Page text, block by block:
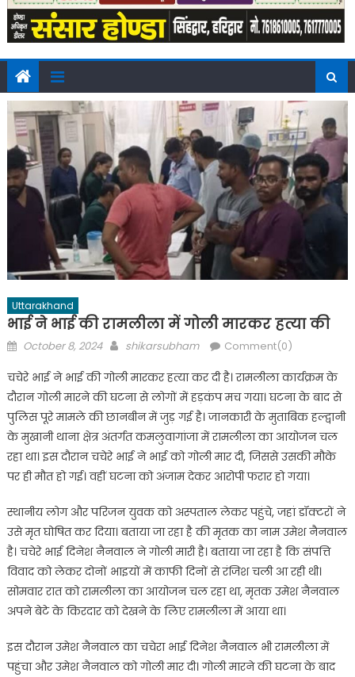
Uttarakhand
भाई ने भाई की रामलीला में गोली मारकर हत्या की
Posted
October 8, 2024 Author
shikarsubham Comment(0)
चचेरे भाई ने भाई की गोली मारकर हत्या कर दी है। रामलीला कार्यक्रम के
दौरान गोली मारने की घटना से लोगों में हड़कंप मच गया। घटना के बाद से
पुलिस पूरे मामले की छानबीन में जुड़ गई है। जानकारी के मुताबिक हल्द्वानी
के मुखानी थाना क्षेत्र अंतर्गत कमलुवागांजा में रामलीला का आयोजन चल
रहा था। इस दौरान चचेरे भाई ने भाई को गोली मार दी, जिससे उसकी मौके
पर ही मौत हो गई। वहीं घटना को अंजाम देकर आरोपी फरार हो गया।
स्थानीय लोग और परिजन युवक को अस्पताल लेकर पहुंचे, जहां डॉक्टरों ने
उसे मृत घोषित कर दिया। बताया जा रहा है की मृतक का नाम उमेश नैनवाल
है। चचेरे भाई दिनेश नैनवाल ने गोली मारी है। बताया जा रहा है कि संपत्ति
विवाद को लेकर दोनों भाइयों में काफी दिनों से रंजिश चली आ रही थी।
सोमवार रात को रामलीला का आयोजन चल रहा था, मृतक उमेश नैनवाल
अपने बेटे के किरदार को देखने के लिए रामलीला में आया था।
इस दौरान उमेश नैनवाल का चचेरा भाई दिनेश नैनवाल भी रामलीला में
पहुंचा और उमेश नैनवाल को गोली मार दी। गोली मारने की घटना के बाद